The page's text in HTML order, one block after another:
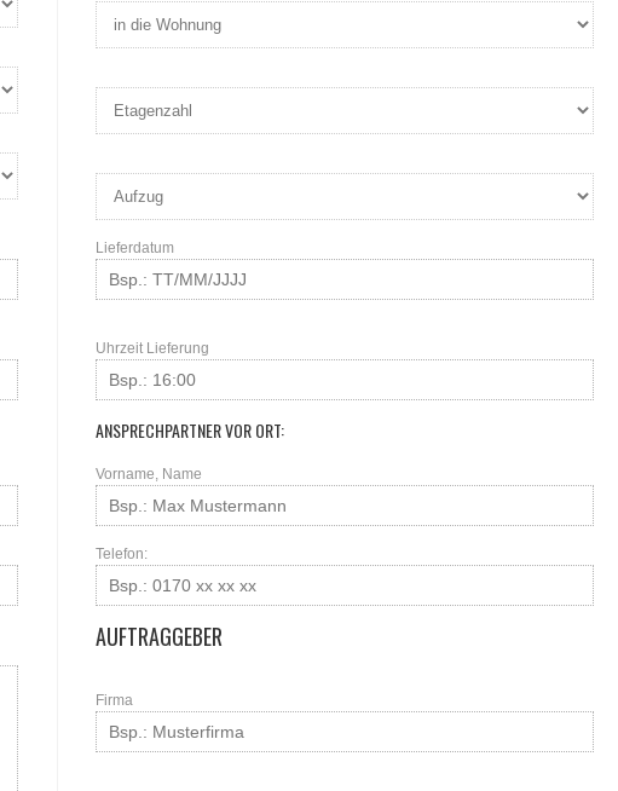
Lieferdatum
Uhrzeit Lieferung
ANSPRECHPARTNER VOR ORT:
Vorname, Name
Telefon:
AUFTRAGGEBER
Firma